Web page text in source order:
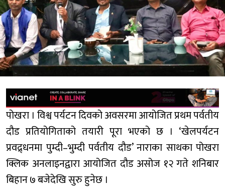
पोखरा । विश्व पर्यटन दिवको अवसरमा आयोजित प्रथम पर्वतीय
दौड प्रतियोगिताको तयारी पूरा भएको छ । ‘खेलपर्यटन
प्रवद्र्धनमा पुम्दी–भुम्दी पर्वतीय दौड’ नाराका साथका पोखरा
क्लिक अनलाइनद्वारा आयोजित दौड असोज १२ गते शनिबार
बिहान ७ बजेदेखि सुरु हुनेछ ।